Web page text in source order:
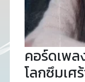
คอร์ดเพล
โลกซึมเศ